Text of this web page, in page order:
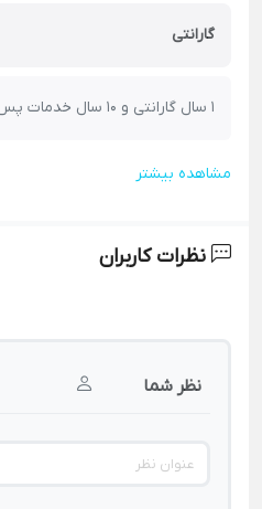
گارانتی
1 سال گارانتی و 10 سال خدمات پس از فروش
مشاهده بیشتر
نظرات کاربران
نظر شما